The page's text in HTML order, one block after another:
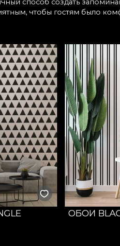
способ создать
чтобы гостям было
или цветочными
предпочтение
Какие бы ни были
обоев для
и узких прихожих, а
Благодаря
которые
и подобрать цвета,
впечатление с первого
вам улыбку каждый
ОБОИ